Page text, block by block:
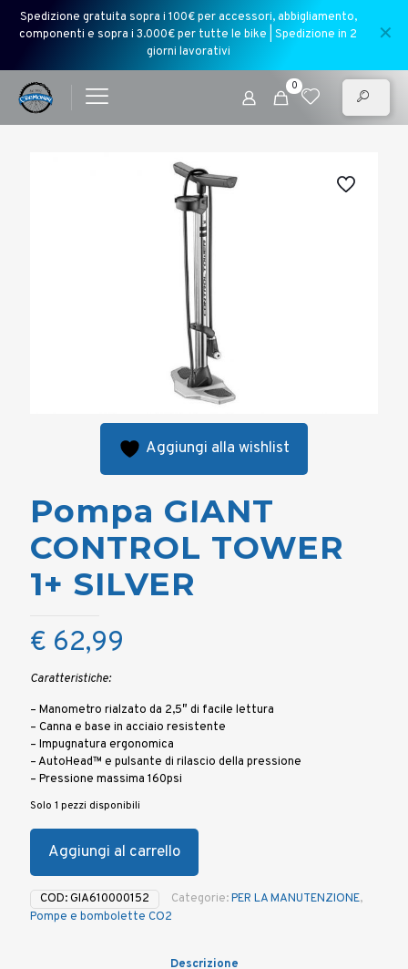
Spedizione gratuita sopra i 100€ per accessori, abbigliamento,
componenti e sopra i 3.000€ per tutte le bike | Spedizione in 2
giorni lavorativi
✕
0
Aggiungi alla wishlist
Pompa GIANT
CONTROL TOWER
1+ SILVER
€ 62,99
Caratteristiche:
– Manometro rialzato da 2,5″ di facile lettura
– Canna e base in acciaio resistente
– Impugnatura ergonomica
– AutoHead™ e pulsante di rilascio della pressione
– Pressione massima 160psi
Solo 1 pezzi disponibili
Aggiungi al carrello
COD:GIA610000152 Categorie:PER LA MANUTENZIONE,
Pompe e bombolette CO2
Descrizione